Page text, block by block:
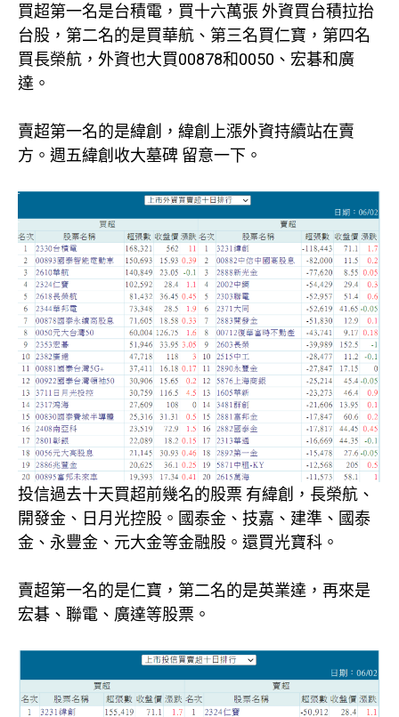
買超第一名是台積電，買十六萬張 外資買台積拉抬
台股，第二名的是買華航、第三名買仁寶，第四名
買長榮航，外資也大買00878和0050、宏碁和廣
達。
賣超第一名的是緯創，緯創上漲外資持續站在賣
方。週五緯創收大墓碑 留意一下。
投信過去十天買超前幾名的股票 有緯創，長榮航、
開發金、日月光控股。國泰金、技嘉、建準、國泰
金、永豐金、元大金等金融股。還買光寶科。
賣超第一名的是仁寶，第二名的是英業達，再來是
宏碁、聯電、廣達等股票。